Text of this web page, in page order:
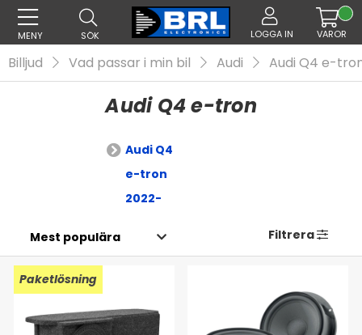
MENY SÖK LOGGA IN VAROR
Billjud Vad passar i min bil Audi Audi Q4 e-
Audi Q4 e-tron
Audi Q4
e-tron
2022-
Filtrera
Paketlösning